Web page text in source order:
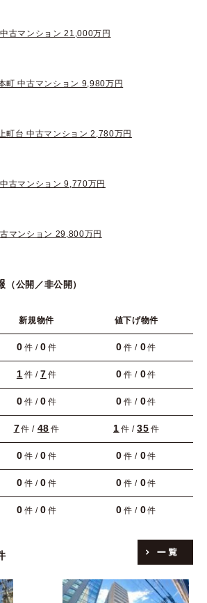
古マンション 21,000万円
町 中古マンション 9,980万円
町台 中古マンション 2,780万円
古マンション 9,770万円
マンション 29,800万円
（公開／非公開）
新規物件 値下げ物件
0 件 /0 件 0 件 / 0件
1 件 /7 件 0 件 / 0件
0 件 /0 件 0 件 / 0件
7件 / 48 件 1 件 /35 件
0 件 /0 件 0 件 / 0件
0 件 /0 件 0 件 / 0件
0 件 /0 件 0 件 / 0件